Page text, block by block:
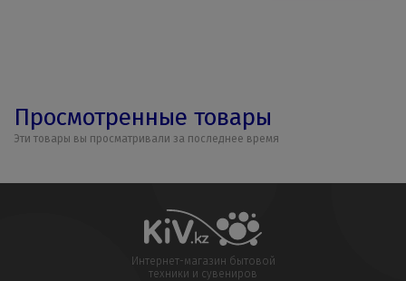
Просмотренные товары
Эти товары вы просматривали за последнее время
Интернет-магазин бытовой
техники и сувениров